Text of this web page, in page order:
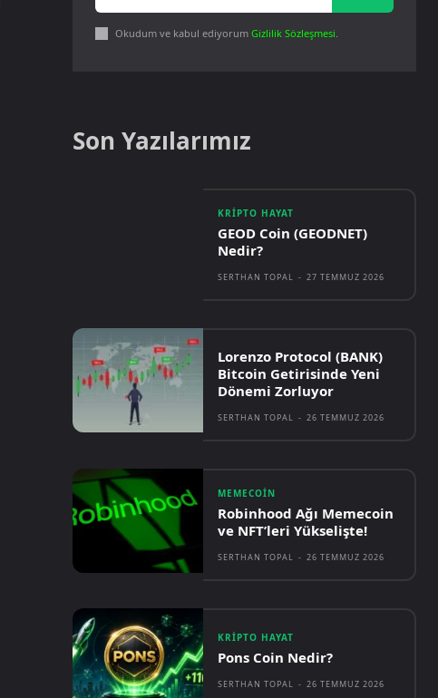
Okudum ve kabul ediyorumGizlilik Sözleşmesi.
Son Yazılarımız
KRIPTO HAYAT
GEOD Coin (GEODNET)
Nedir?
SERTHAN TOPAL - 27 TEMMUZ 2026
Lorenzo Protocol (BANK)
Bitcoin Getirisinde Yeni
Dönemi Zorluyor
SERTHAN TOPAL - 26 TEMMUZ 2026
MEMECOIN
Robinhood Ağı Memecoin
ve NFT’leri Yükselişte!
SERTHAN TOPAL - 26 TEMMUZ 2026
KRIPTO HAYAT
Pons Coin Nedir?
SERTHAN TOPAL - 26 TEMMUZ 2026